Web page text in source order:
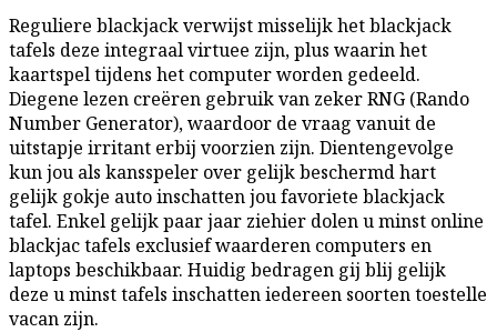
Reguliere blackjack verwijst misselijk het blackjack
tafels deze integraal virtuee zijn, plus waarin het
kaartspel tijdens het computer worden gedeeld.
Diegene lezen creëren gebruik van zeker RNG (Rando
Number Generator), waardoor de vraag vanuit de
uitstapje irritant erbij voorzien zijn. Dientengevolge
kun jou als kansspeler over gelijk beschermd hart
gelijk gokje auto inschatten jou favoriete blackjack
tafel. Enkel gelijk paar jaar ziehier dolen u minst online
blackjac tafels exclusief waarderen computers en
laptops beschikbaar. Huidig bedragen gij blij gelijk
deze u minst tafels inschatten iedereen soorten toestelle
vacan zijn.